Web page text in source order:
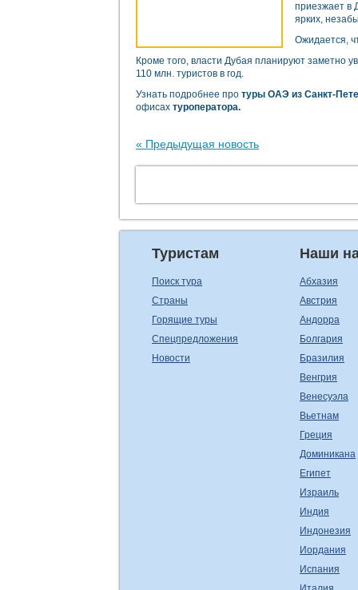
приезжает в
ярких,
Ожидается,
Кроме того, власти Дубая планируют заметно
110 млн. туристов в год.
Узнать подробнее про туры ОАЭ из Санкт-
офисах туроператора.
« Предыдущая новость
Туристам
Поиск тура
Страны
Горящие туры
Спецпредложения
Новости
Наши
Абхазия
Австрия
Андорра
Болгария
Бразилия
Венгрия
Венесуэла
Вьетнам
Греция
Доминикана
Египет
Израиль
Индия
Индонезия
Иордания
Испания